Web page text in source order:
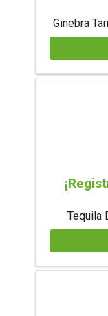
Ginebra
Tequila